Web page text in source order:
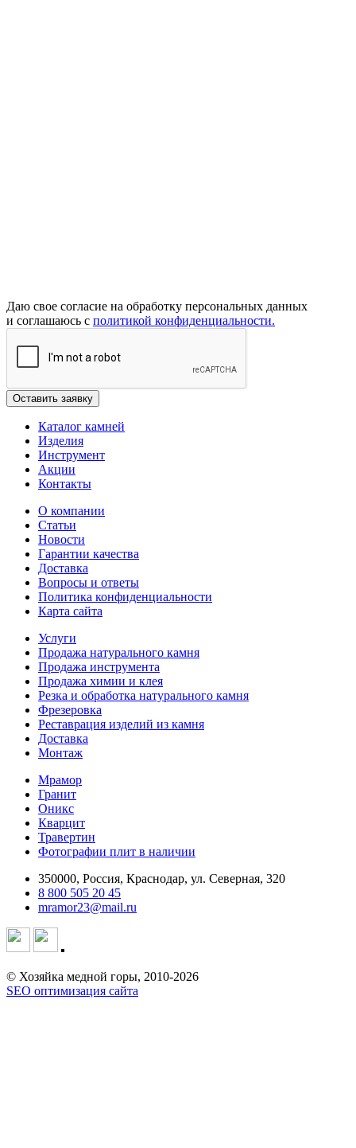
Даю свое согласие на обработку персональных данных
и соглашаюсь с политикой конфиденциальности.
Каталог камней
Изделия
Инструмент
Акции
Контакты
О компании
Статьи
Новости
Гарантии качества
Доставка
Вопросы и ответы
Политика конфиденциальности
Карта сайта
Услуги
Продажа натурального камня
Продажа инструмента
Продажа химии и клея
Резка и обработка натурального камня
Фрезеровка
Реставрация изделий из камня
Доставка
Монтаж
Мрамор
Гранит
Оникс
Кварцит
Травертин
Фотографии плит в наличии
350000, Россия, Краснодар, ул. Северная, 320
8 800 505 20 45
mramor23@mail.ru
© Хозяйка медной горы, 2010-2026
SEO оптимизация сайта